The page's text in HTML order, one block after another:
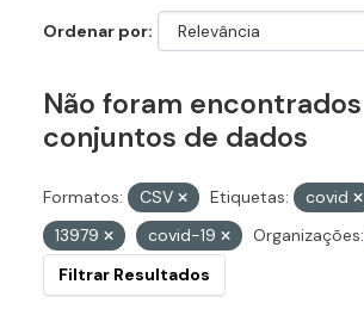
Ordenar por
Não foram encontrados
conjuntos de dados
Formatos: CSV Etiquetas: covid
13979
covid-19 Organizações:
Filtrar Resultados